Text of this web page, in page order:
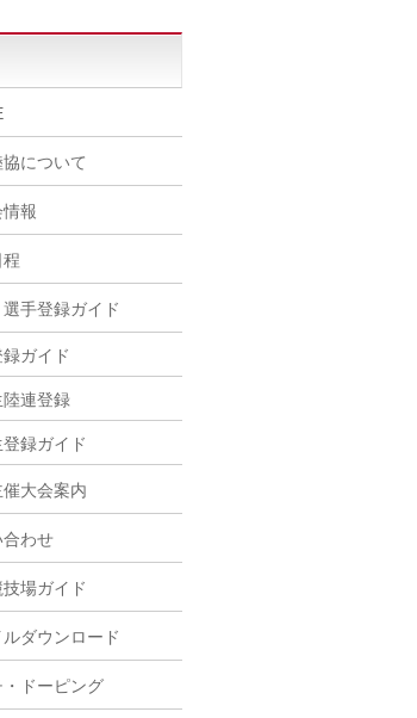
について
報
手登録ガイド
ガイド
連登録
録ガイド
催大会案内
合わせ
場ガイド
ダウンロード
・ドーピング